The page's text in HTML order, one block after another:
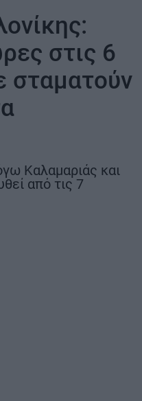
στις 6
σταματούν
Καλαμαριάς και
από τις 7